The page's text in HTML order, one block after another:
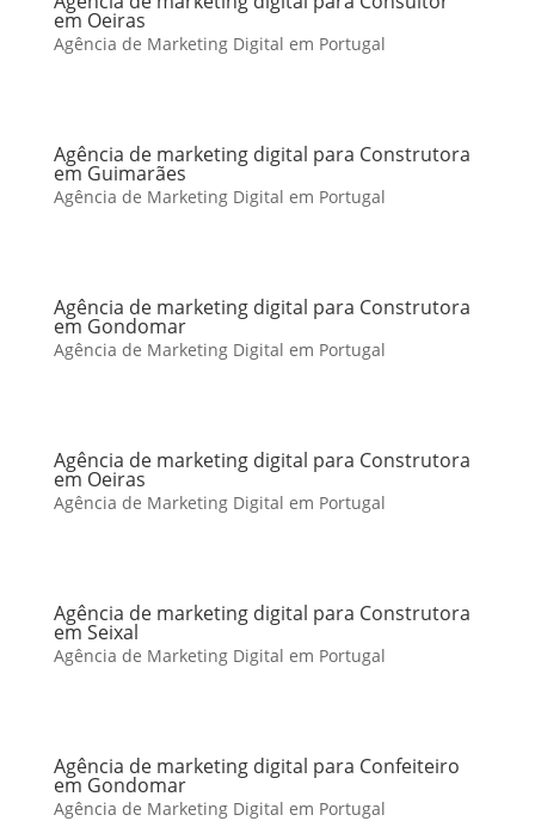
em Oeiras
Agência de Marketing Digital em Portugal
Agência de marketing digital para Construtora
em Guimarães
Agência de Marketing Digital em Portugal
Agência de marketing digital para Construtora
em Gondomar
Agência de Marketing Digital em Portugal
Agência de marketing digital para Construtora
em Oeiras
Agência de Marketing Digital em Portugal
Agência de marketing digital para Construtora
em Seixal
Agência de Marketing Digital em Portugal
Agência de marketing digital para Confeiteiro
em Gondomar
Agência de Marketing Digital em Portugal